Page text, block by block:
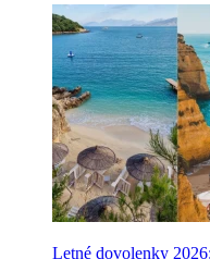
Letné dovolenky